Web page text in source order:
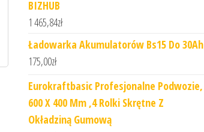
BIZHUB
1 465,84zł
Ładowarka Akumulatorów Bs15 Do 30Ah
175,00zł
Eurokraftbasic Profesjonalne Podwozie,
600 X 400 Mm ,4 Rolki Skrętne Z
Okładziną Gumową